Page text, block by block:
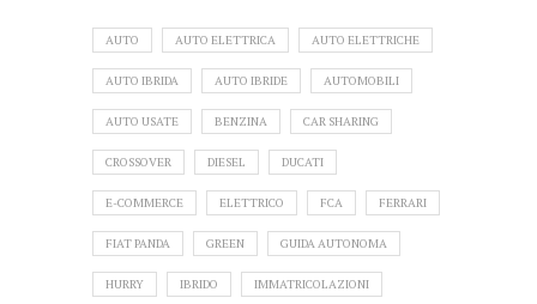
AUTO AUTO ELETTRICA AUTO ELETTRICHE
AUTO IBRIDA AUTO IBRIDE AUTOMOBILI
AUTO USATE BENZINA CAR SHARING
CROSSOVER DIESEL DUCATI
E-COMMERCE ELETTRICO FCA FERRARI
FIAT PANDA GREEN GUIDA AUTONOMA
HURRY IBRIDO IMMATRICOLAZIONI